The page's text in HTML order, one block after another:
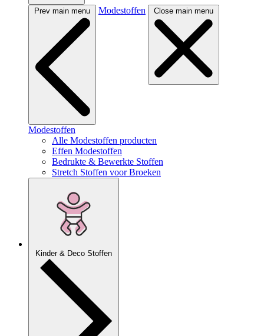
Prev main menu Modestoffen Close main menu
Modestoffen
Alle Modestoffen producten
Effen Modestoffen
Bedrukte & Bewerkte Stoffen
Stretch Stoffen voor Broeken
Kinder & Deco Stoffen